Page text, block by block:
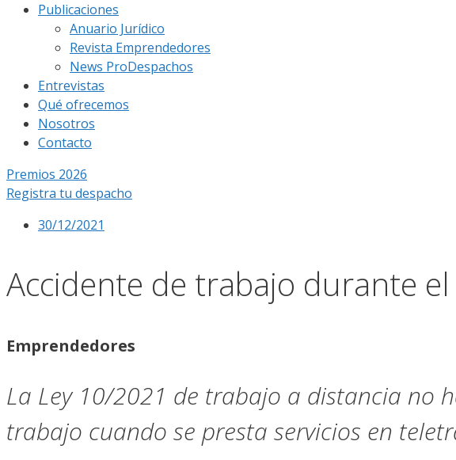
Publicaciones
Anuario Jurídico
Revista Emprendedores
News ProDespachos
Entrevistas
Qué ofrecemos
Nosotros
Contacto
Premios 2026
Registra tu despacho
30/12/2021
Accidente de trabajo durante
Emprendedores
La Ley 10/2021 de trabajo a distancia no
trabajo cuando se presta servicios en